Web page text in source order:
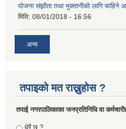
याेजना संझाैता तथा भुक्तानीकाे लागि
मिति: 08/01/2018 - 16:56
अन्य
तपाइको मत राख्नुहोस ?
तपा‌ई नगरपालिकाका जनप्रतिनिधि वा
Choices
धेरै छु ?